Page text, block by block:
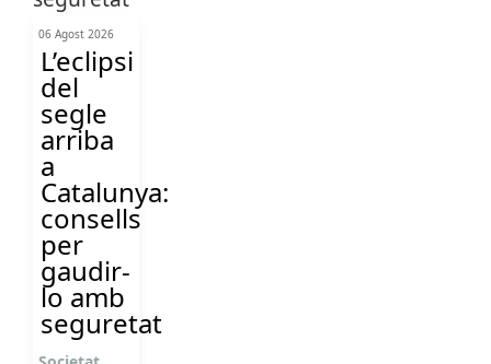
06 Agost 2026
L’eclipsi
del
segle
arriba
a
Catalunya:
consells
per
gaudir-
lo amb
seguretat